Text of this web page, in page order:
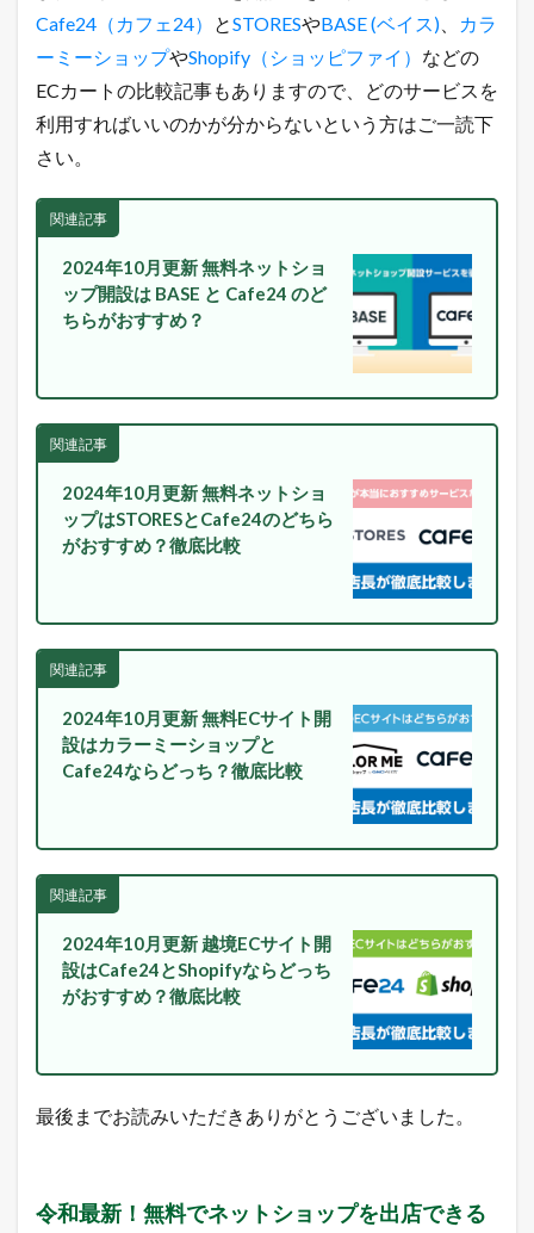
中
！
1.5
店
長
イ
ッ
タ
ー
で
「
ガ
れ
C
論
を
ツ
イ
！
売
れ
る
ヒ
ン
ト
が
届
！
最
新
の
E
場
向
N
E
Cafe24（カフェ24）
とSTORESやBASE (ベイス)
カラ
ーミーショップやShopify（ショッピファイ） などの
ECカートの比較記事もありますので、どのサービスを
利用すればいいのかが分からないという方はご一読下
さい。
関連記事
2024年10月更新 無料ネットショ
ップ開設は BASE と Cafe24 のど
ちらがおすすめ？
関連記事
2024年10月更新 無料ネットショ
ップはSTORESとCafe24のどちら
がおすすめ？徹底比較
関連記事
2024年10月更新 無料ECサイト開
設はカラーミーショップと
Cafe24ならどっち？徹底比較
関連記事
2024年10月更新 越境ECサイト開
設はCafe24とShopifyならどっち
がおすすめ？徹底比較
最後までお読みいただきありがとうございました。
令和最新！無料でネットショップを出店できる